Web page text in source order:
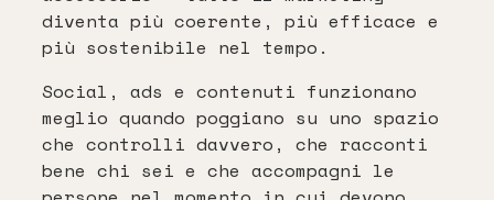
diventa più coerente, più efficace e
più sostenibile nel tempo.
Social, ads e contenuti funzionano
meglio quando poggiano su uno spazio
che controlli davvero, che racconti
bene chi sei e che accompagni le